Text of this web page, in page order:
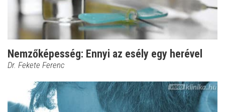
Nemzőképesség: Ennyi az esély egy herével
Dr. Fekete Ferenc